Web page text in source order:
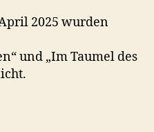
2025 wurden
und „Im Taumel des